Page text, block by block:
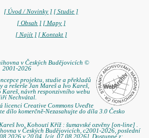
[ Úvod / Novinky ] [ Studie ]
[ Obsah ] [ Mapy ]
[ Najít ] [ Kontakt ]
v Českých Budějovicích ©
2001-2026
projektu, studie a překladů
a rešerše Jan Mareš a Ivo Kareš,
Kareš, návrh responzivního webu
Nechvátal.
licenci Creative Commons Uveďte
dílo komerčně-Nezasahujte do díla 3.0 Česko
Ivo. Kohoutí Kříž : šumavské ozvěny [on-line] .
v Českých Budějovicích, c2001-2026, poslední
v 20.04. [cit. 07.08.2026]. Dostupné z: